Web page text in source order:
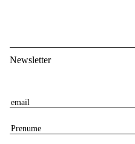
Newsletter
E
aP